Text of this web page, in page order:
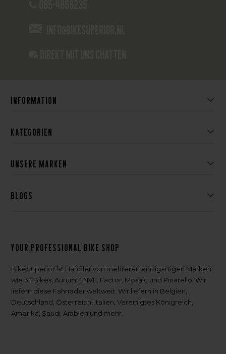
Information
Kategorien
Unsere Marken
Blogs
Your professional bike shop
BikeSuperior ist Händler von mehreren einzigartigen Marken
wie 3T Bikes, Aurum, ENVE, Factor, Mosaic und Pinarello. Wir
liefern diese Fahrräder weltweit. Wir liefern in Belgien,
Deutschland, Österreich, Italien, Vereinigtes Königreich,
Amerika, Saudi-Arabien und mehr.